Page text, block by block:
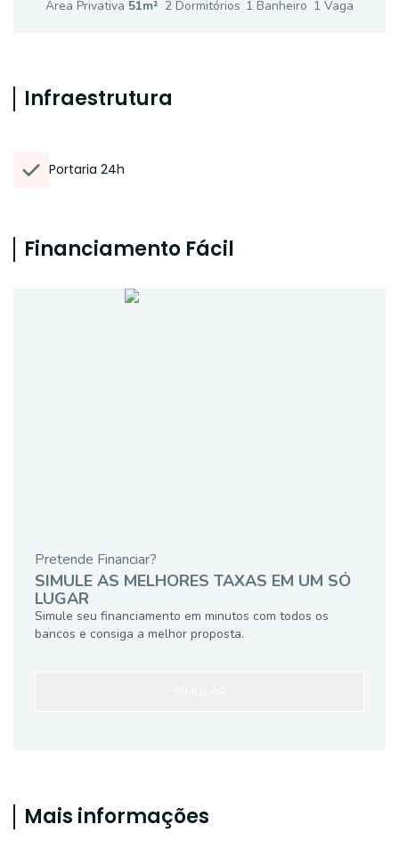
Área Privativa 51m² 2Dormitórios 1 Banheiro 1 Vaga
Infraestrutura
Portaria 24h
Financiamento Fácil
Pretende Financiar?
SIMULE AS MELHORES TAXAS EM UM SÓ
LUGAR
Simule seu financiamento em minutos com todos os
bancos e consiga a melhor proposta.
Mais informações